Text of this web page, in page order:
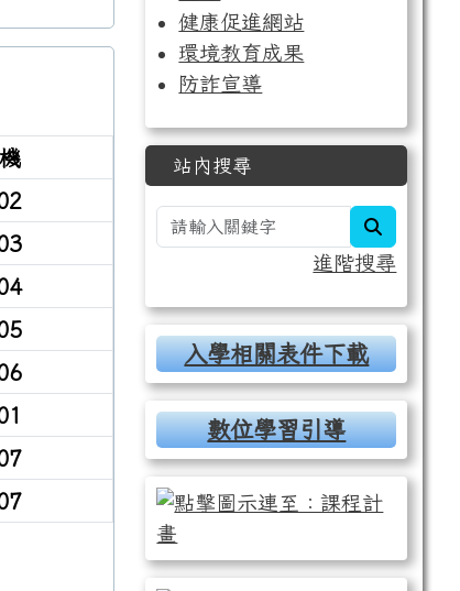
健康促進網站
環境教育成果
防詐宣導
站內搜尋
進階搜尋
入學相關表件下載
數位學習引導